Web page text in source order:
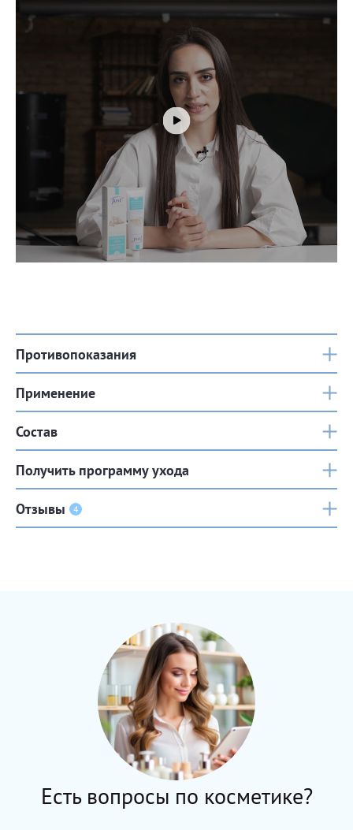
Противопоказания
Применение
Состав
Получить программу ухода
Отзывы 4
Есть вопросы по косметике?